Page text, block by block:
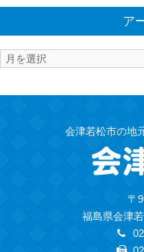
ア
ア
会津若松市の地
〒
福島県会津